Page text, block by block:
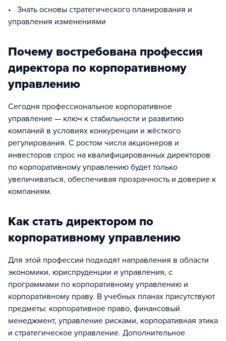
• Знать основы стратегического планирования и
управления изменениями
Почему востребована профессия
директора по корпоративному
управлению
Сегодня профессиональное корпоративное
управление — ключ к стабильности и развитию
компаний в условиях конкуренции и жёсткого
регулирования. С ростом числа акционеров и
инвесторов спрос на квалифицированных директоров
по корпоративному управлению будет только
увеличиваться, обеспечивая прозрачность и доверие к
компаниям.
Как стать директором по
корпоративному управлению
Для этой профессии подходят направления в области
экономики, юриспруденции и управления, с
программами по корпоративному управлению и
корпоративному праву. В учебных планах присутствуют
предметы: корпоративное право, финансовый
менеджмент, управление рисками, корпоративная этика
и стратегическое управление. Дополнительное